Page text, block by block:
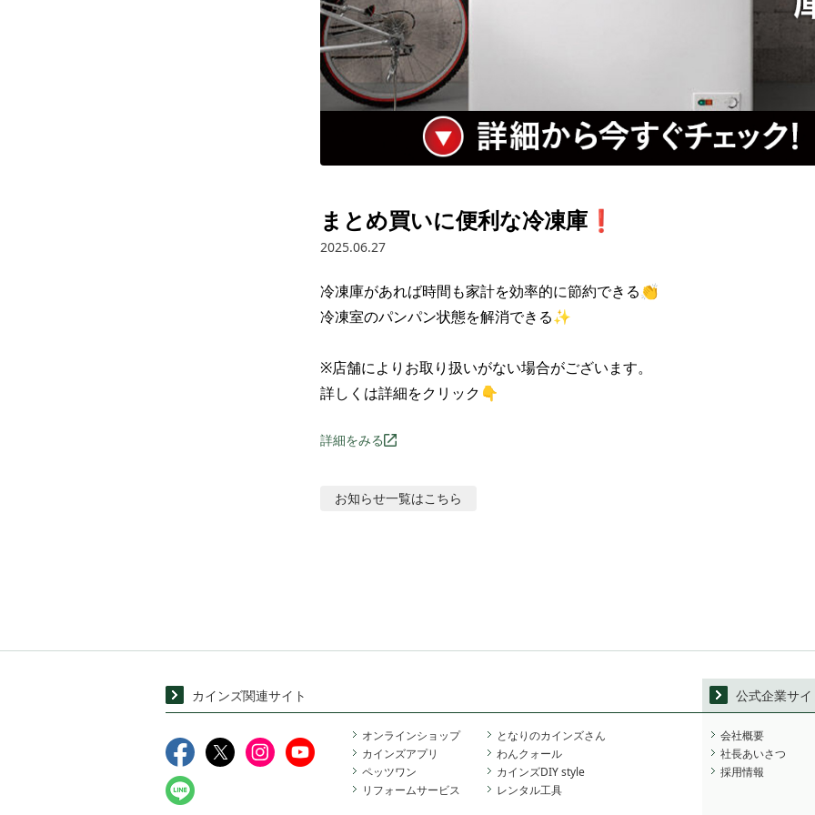
まとめ買いに便利な冷凍庫❗
2025.06.27
冷凍庫があれば時間も家計を効率的に節約できる👏
冷凍室のパンパン状態を解消できる✨
※店舗によりお取り扱いがない場合がございます。
詳しくは詳細をクリック👇
詳細をみる
お知らせ一覧はこちら
カインズ関連サイト
オンラインショップ
カインズアプリ
ペッツワン
リフォームサービス
となりのカインズさん
わんクォール
カインズDIY style
レンタル工具
公式企業サ
会社概要
社長あいさつ
採用情報